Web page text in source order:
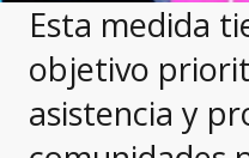
Esta medida
objetivo
asistencia y